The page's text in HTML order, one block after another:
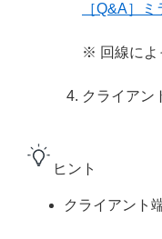
［Q&A］
※ 回線によ
クライアン
ヒント
クライアント